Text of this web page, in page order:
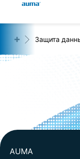
Продукция
Сервисная
Global
Азия и
Поиск
+ Защита
AUMA